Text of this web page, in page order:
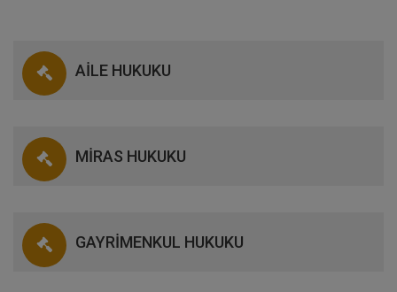
AİLE HUKUKU
MİRAS HUKUKU
GAYRİMENKUL HUKUKU